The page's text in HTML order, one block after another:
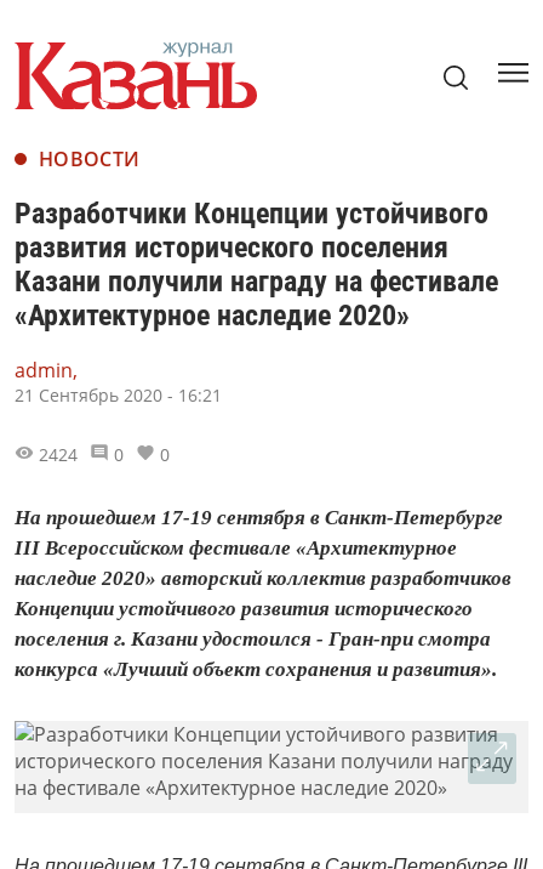
НОВОСТИ
Разработчики Концепции устойчивого
развития исторического поселения
Казани получили награду на фестивале
«Архитектурное наследие 2020»
admin,
21 Сентябрь 2020 - 16:21
2424 0 0
На прошедшем 17-19 сентября в Санкт-Петербурге
III Всероссийском фестивале «Архитектурное
наследие 2020» авторский коллектив разработчиков
Концепции устойчивого развития исторического
поселения г. Казани удостоился - Гран-при смотра
конкурса «Лучший объект сохранения и развития».